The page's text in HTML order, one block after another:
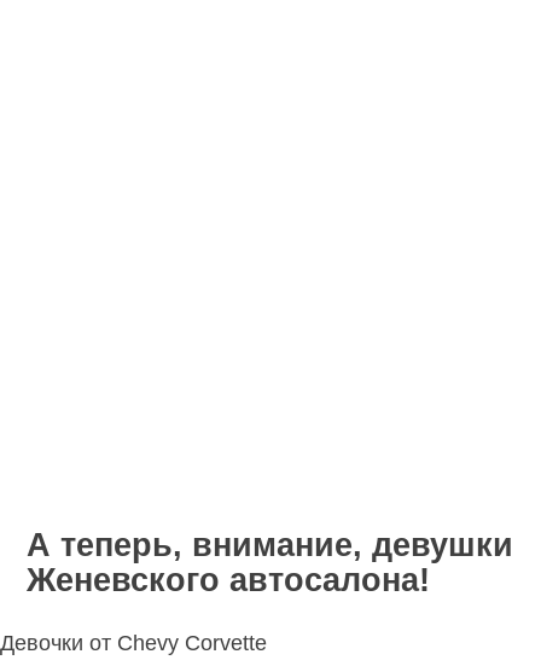
А теперь, внимание, девушки
Женевского автосалона!
Девочки от Chevy Corvette